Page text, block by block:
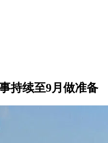
持续至9月做准备